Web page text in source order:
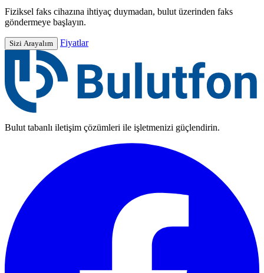
Fiziksel faks cihazına ihtiyaç duymadan, bulut üzerinden faks
göndermeye başlayın.
Sizi Arayalım Fiyatlar
Bulut tabanlı iletişim çözümleri ile işletmenizi güçlendirin.